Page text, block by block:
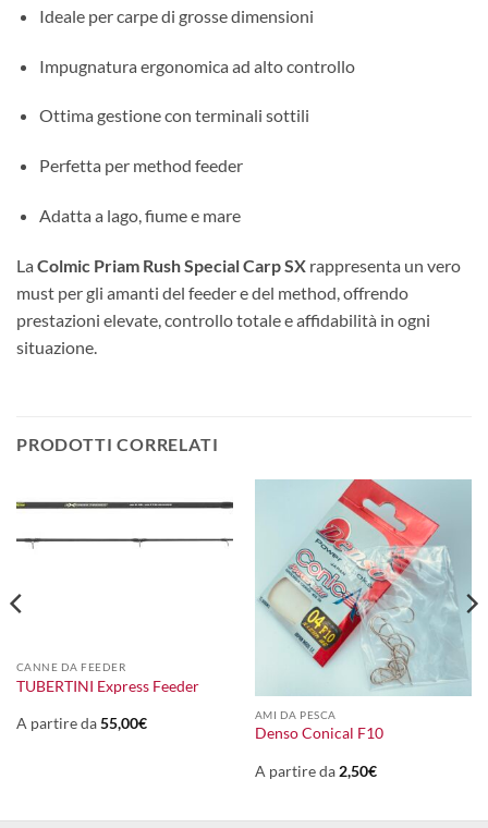
Ideale per carpe di grosse dimensioni
Impugnatura ergonomica ad alto controllo
Ottima gestione con terminali sottili
Perfetta per method feeder
Adatta a lago, fiume e mare
La Colmic Priam Rush Special Carp SX rappresenta un vero
must per gli amanti del feeder e del method, offrendo
prestazioni elevate, controllo totale e affidabilità in ogni
situazione.
PRODOTTI CORRELATI
CANNE DA FEEDER
TUBERTINI Express Feeder
A partire da55,00€
AMI DA PESCA
Denso Conical F10
A partire da 2,50€